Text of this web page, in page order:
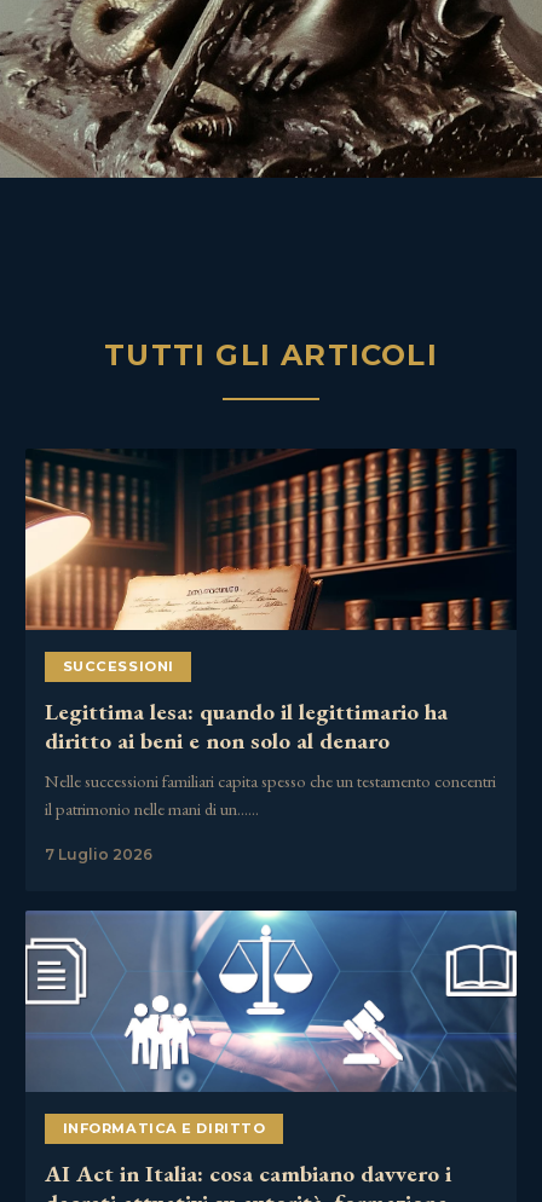
TUTTI GLI ARTICOLI
SUCCESSIONI
Legittima lesa: quando il legittimario ha
diritto ai beni e non solo al denaro
Nelle successioni familiari capita spesso che un testamento concentri
il patrimonio nelle mani di un……
7 Luglio 2026
INFORMATICA E DIRITTO
AI Act in Italia: cosa cambiano davvero i